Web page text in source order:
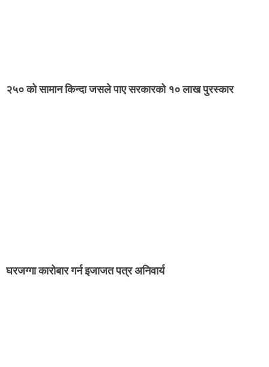
२५० को सामान किन्दा जसले पाए सरकारको १० लाख पुरस्कार
घरजग्गा कारोबार गर्न इजाजत पत्र अनिवार्य